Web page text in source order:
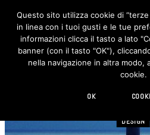
DESIGN
Questo sito utilizza cookie di
in linea con i tuoi gusti e le tue
informazioni clicca il tasto a lato
banner (con il tasto "OK"),
nella navigazione in altra modo,
cookie.
OK